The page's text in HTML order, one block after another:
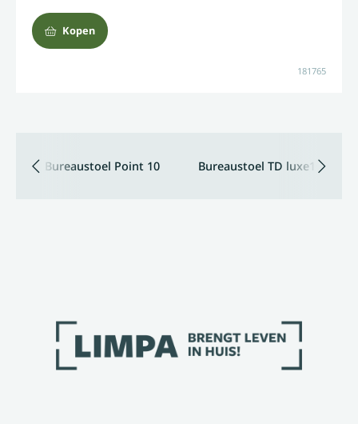
Kopen
181765
Bureaustoel Point 10 Bureaustoel TD luxe10